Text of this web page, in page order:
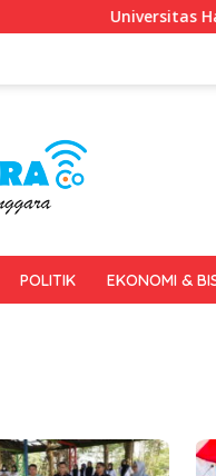
Universitas Halu Oleo
POLITIK EKONOMI &